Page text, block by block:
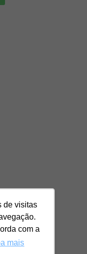
de visitas
com a
mais